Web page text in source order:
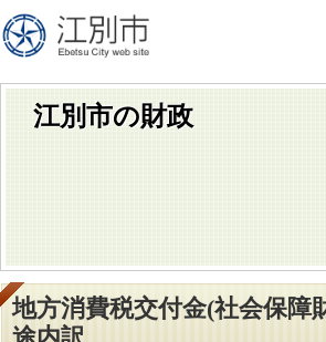
江別市の財政
地方消費税交付金(社会保障